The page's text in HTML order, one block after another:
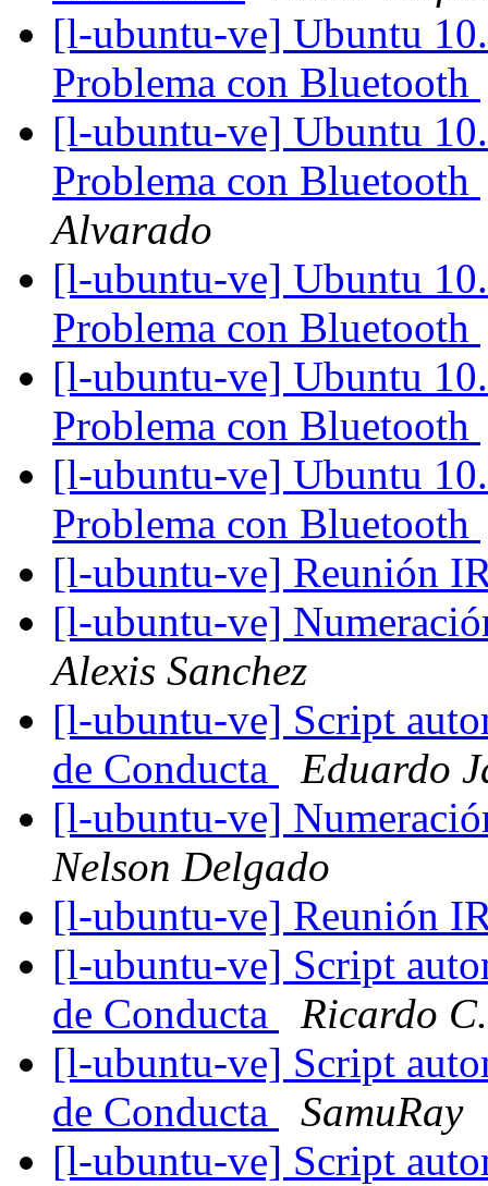
[l-ubuntu-ve] Ubuntu
Problema con Bluetooth
[l-ubuntu-ve] Ubuntu
Problema con Bluetooth
Alvarado
[l-ubuntu-ve] Ubuntu
Problema con Bluetooth
[l-ubuntu-ve] Ubuntu
Problema con Bluetooth
[l-ubuntu-ve] Ubuntu
Problema con Bluetooth
[l-ubuntu-ve] Reunión
[l-ubuntu-ve]
Alexis Sanchez
[l-ubuntu-ve] Script
de Conducta
Eduardo
[l-ubuntu-ve]
Nelson Delgado
[l-ubuntu-ve] Reunión
[l-ubuntu-ve] Script
de Conducta
Ricardo
[l-ubuntu-ve] Script
de Conducta
SamuRay
[l-ubuntu-ve] Script